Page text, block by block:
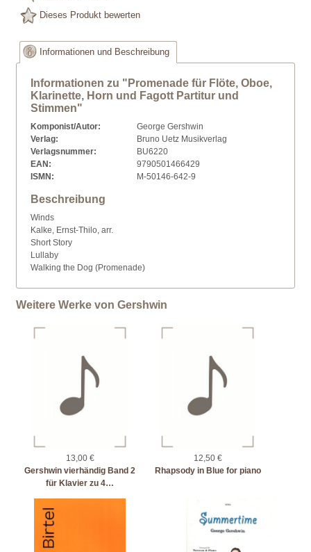
Dieses Produkt bewerten
Informationen und Beschreibung
Informationen zu "Promenade für Flöte, Oboe,
Klarinette, Horn und Fagott Partitur und
Stimmen"
Komponist/Autor:
George Gershwin
Verlag:
Bruno Uetz Musikverlag
Verlagsnummer:
BU6220
EAN:
9790501466429
ISMN:
M-50146-642-9
Beschreibung
Winds
Kalke, Ernst-Thilo, arr.
Short Story
Lullaby
Walking the Dog (Promenade)
Weitere Werke von Gershwin
13,00 €
Gershwin vierhändig Band 2
für Klavier zu 4…
12,50 €
Rhapsody in Blue for piano